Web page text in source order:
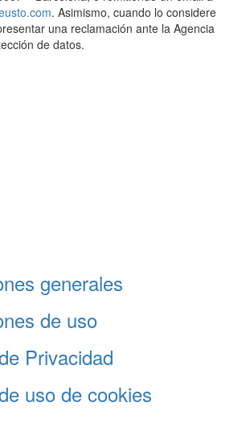
. Asimismo, cuando lo considere
una reclamación ante la Agencia
de datos.
generales
de uso
Privacidad
uso de cookies